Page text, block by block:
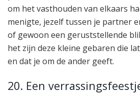
om het vasthouden van elkaars
menigte, jezelf tussen je partner
of gewoon een geruststellende
het zijn deze kleine gebaren die
en dat je om de ander geeft.
20. Een